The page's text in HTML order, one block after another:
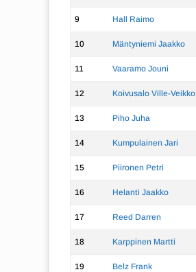
9 Hall Raimo
10 Mäntyniemi Jaakko
11 Vaaramo Jouni
12 Koivusalo Ville-Veikko
13 Piho Juha
14 Kumpulainen Jari
15 Piironen Petri
16 Helanti Jaakko
17 Reed Darren
18 Karppinen Martti
19 Belz Frank